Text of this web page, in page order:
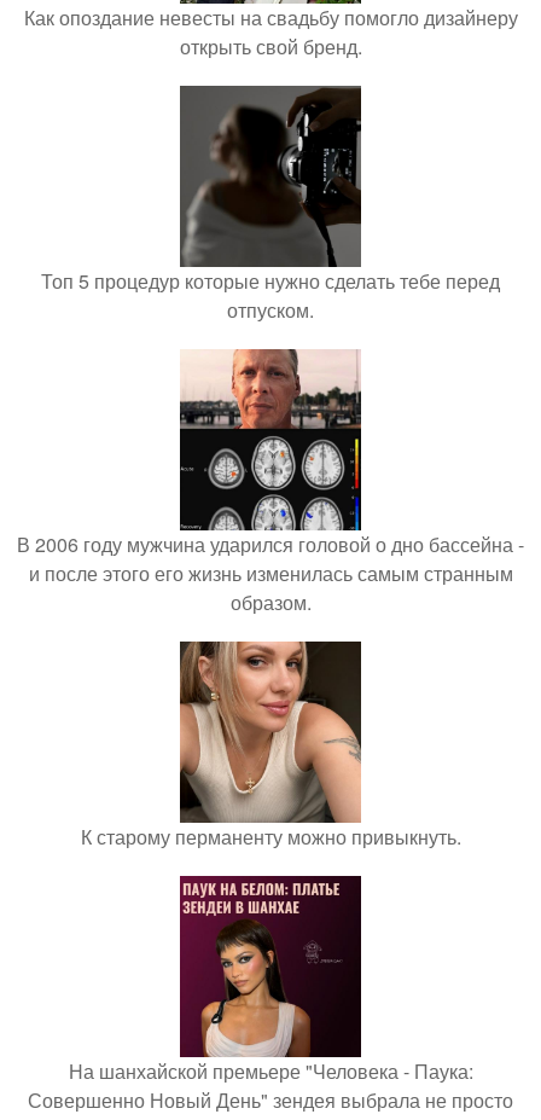
Как опоздание невесты на свадьбу помогло дизайнеру
открыть свой бренд.
Топ 5 процедур которые нужно сделать тебе перед
отпуском.
В 2006 году мужчина ударился головой о дно бассейна -
и после этого его жизнь изменилась самым странным
образом.
К старому перманенту можно привыкнуть.
На шанхайской премьере "Человека - Паука:
Совершенно Новый День" зендея выбрала не просто